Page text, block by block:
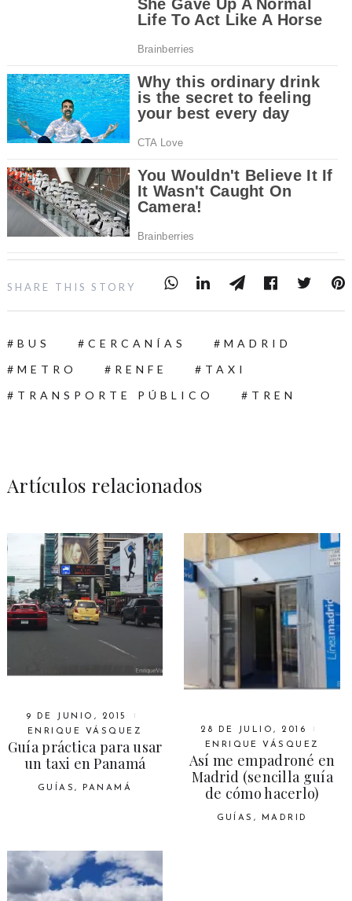
SHARE THIS STORY
BUS CERCANÍAS
MADRID
METRO
RENFE
TAXI
TRANSPORTE PÚBLICO
TREN
Artículos relacionados
9 DE JUNIO, 2015
ENRIQUE VÁSQUEZ
Guía práctica para usar
un taxi en Panamá
GUÍAS, PANAMÁ
28 DE JULIO, 2016
ENRIQUE VÁSQUEZ
Así me empadroné en
Madrid (sencilla guía
de cómo hacerlo)
GUÍAS , MADRID